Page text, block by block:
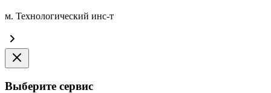
м. Технологический инс-т
Выберите сервис